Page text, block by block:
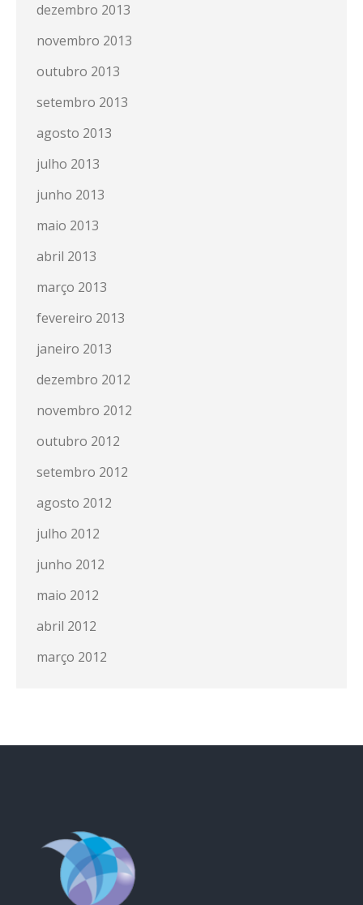
dezembro 2013
novembro 2013
outubro 2013
setembro 2013
agosto 2013
julho 2013
junho 2013
maio 2013
abril 2013
março 2013
fevereiro 2013
janeiro 2013
dezembro 2012
novembro 2012
outubro 2012
setembro 2012
agosto 2012
julho 2012
junho 2012
maio 2012
abril 2012
março 2012